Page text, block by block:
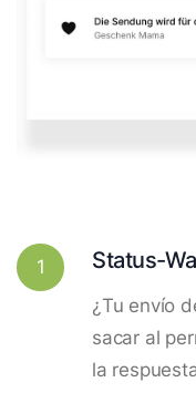
1 Status-
¿Tu envío
sacar al
la